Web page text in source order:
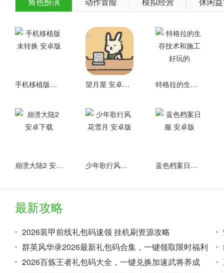
手机移植版未转换 安卓版 望月屋 安卓下载 特格拉的生存技术和施工 好玩的
崩溃大陆2 安卓下载 少年歌行风花雪月 安卓版 蓝色档案日服 安卓版
最新攻略
2026装甲前线礼包码速领 挂机刷资源攻略
群英风华录2026最新礼包码合集，一键领取限时福利
2026百炼王者礼包码大全，一键兑换加速武将养成